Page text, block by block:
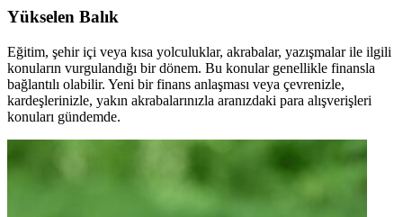
Yükselen Balık
Eğitim, şehir içi veya kısa yolculuklar, akrabalar, yazışmalar ile ilgili
konuların vurgulandığı bir dönem. Bu konular genellikle finansla
bağlantılı olabilir. Yeni bir finans anlaşması veya çevrenizle,
kardeşlerinizle, yakın akrabalarınızla aranızdaki para alışverişleri
konuları gündemde.